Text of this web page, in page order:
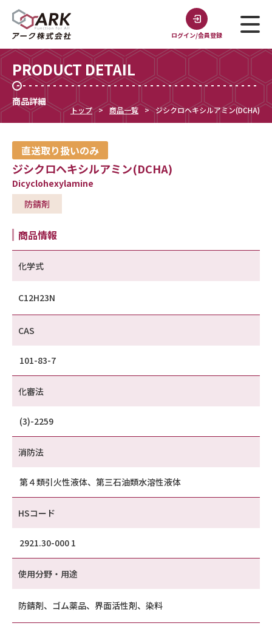
ログイン/会員登録
PRODUCT DETAIL
商品詳細
トップ 商品一覧 ジシクロヘキシルアミン(DCHA)
直送取り扱いのみ
ジシクロヘキシルアミン(DCHA)
Dicyclohexylamine
防錆剤
商品情報
化学式
C12H23N
CAS
101-83-7
化審法
(3)-2259
消防法
第４類引火性液体、第三石油類水溶性液体
HSコード
2921.30-000 1
使用分野・用途
防錆剤、ゴム薬品、界面活性剤、染料